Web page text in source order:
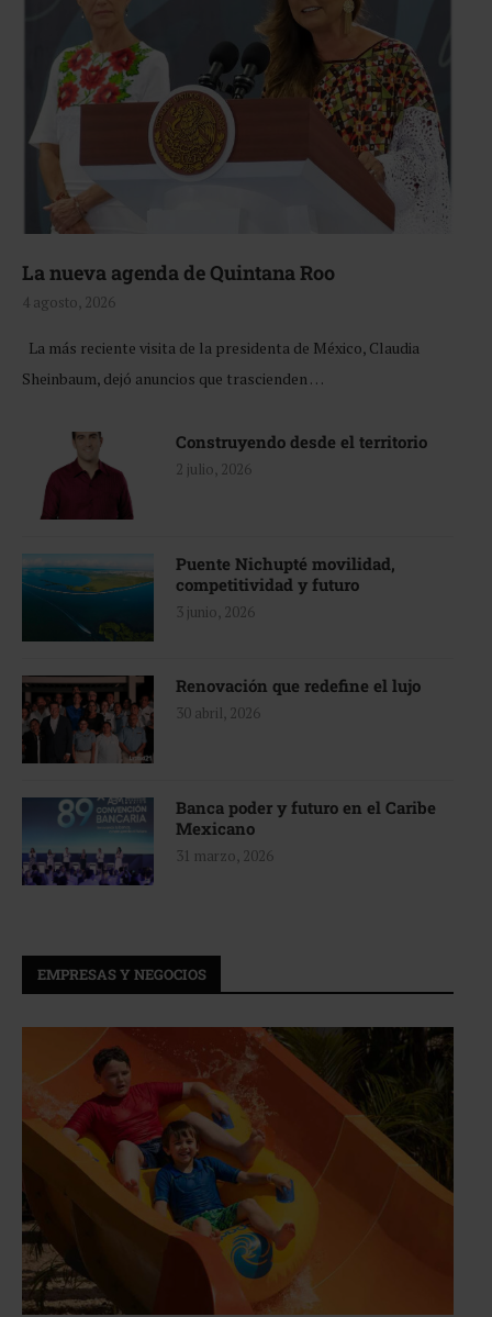
La nueva agenda de Quintana Roo
4 agosto, 2026
La más reciente visita de la presidenta de México, Claudia
Sheinbaum, dejó anuncios que trascienden …
Construyendo desde el territorio
2 julio, 2026
Puente Nichupté movilidad,
competitividad y futuro
3 junio, 2026
Renovación que redefine el lujo
30 abril, 2026
Banca poder y futuro en el Caribe
Mexicano
31 marzo, 2026
EMPRESAS Y NEGOCIOS